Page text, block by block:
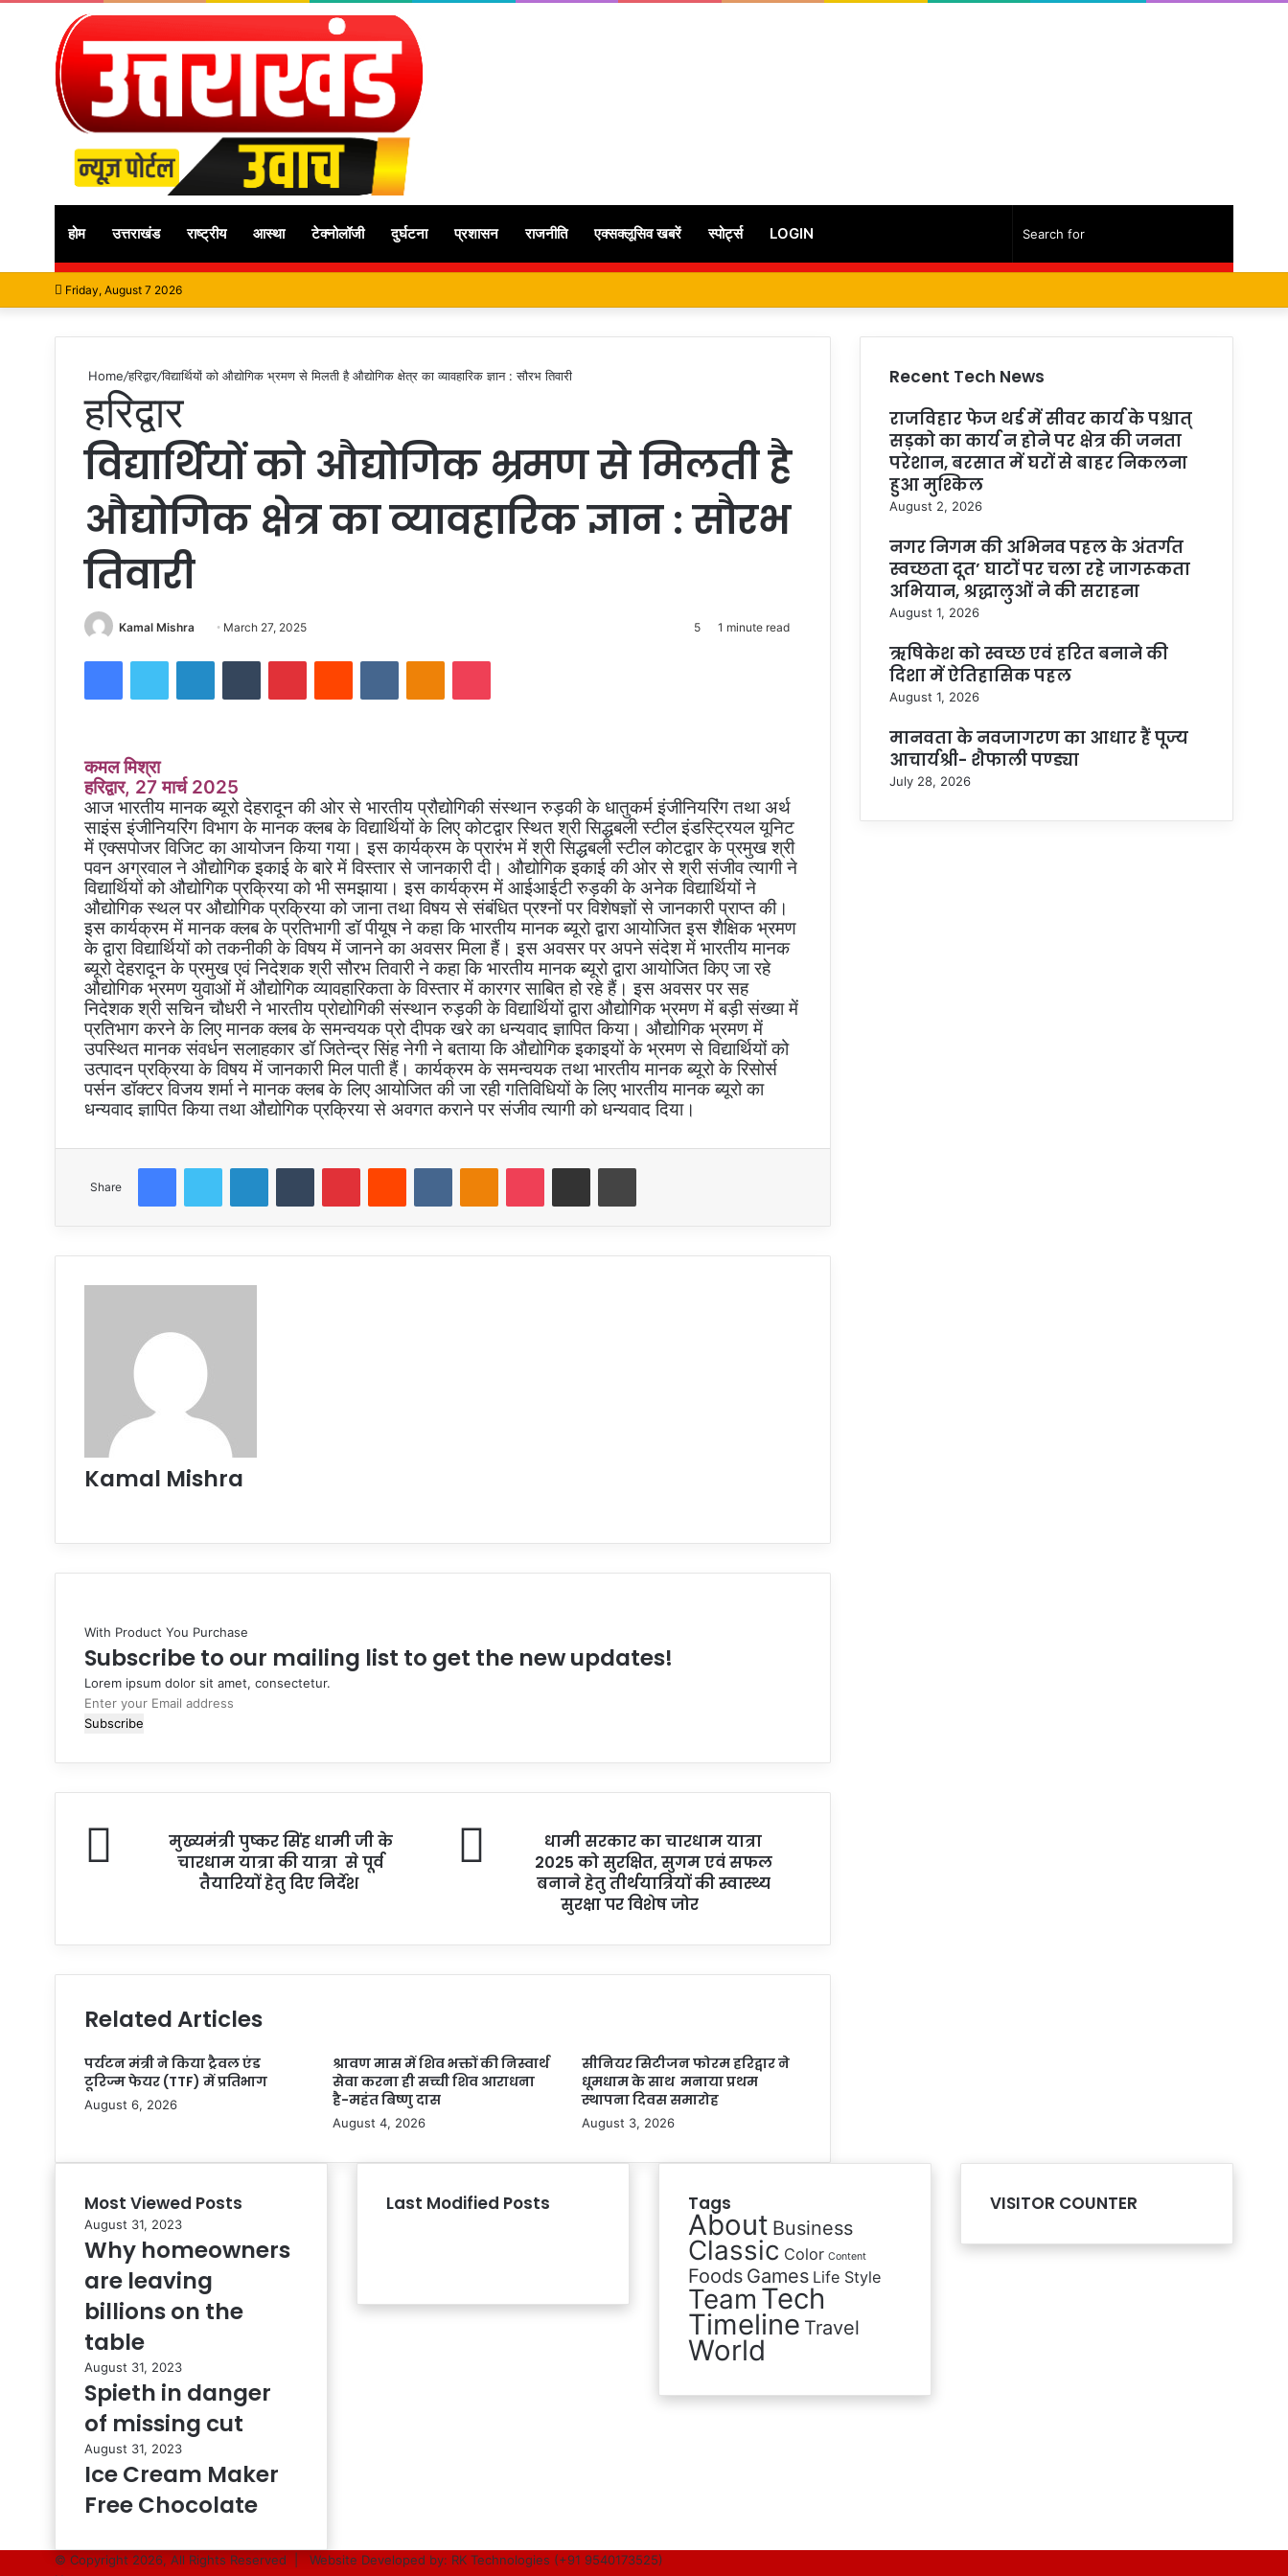
होम उत्तराखंड राष्ट्रीय आस्था टेक्नोलॉजी दुर्घटना प्रशासन राजनीति एक्सक्लूसिव खबरें स्पोर्ट्स LOGIN Sidebar
Friday, August 7 2026
Home/हरिद्वार/विद्यार्थियों को औद्योगिक भ्रमण से मिलती है औद्योगिक क्षेत्र का व्यावहारिक ज्ञान : सौरभ तिवारी
हरिद्वार
विद्यार्थियों को औद्योगिक भ्रमण से मिलती है
औद्योगिक क्षेत्र का व्यावहारिक ज्ञान : सौरभ
तिवारी
Kamal Mishra
SendMarch 27, 2025 5 1 minute read
FacebookTwitter LinkedInTumblr PinterestReddit VKontakteOdnoklassniki
Pocket
कमल मिश्रा
हरिद्वार, 27 मार्च 2025
आज भारतीय मानक ब्यूरो देहरादून की ओर से भारतीय प्रौद्योगिकी संस्थान रुड़की के धातुकर्म इंजीनियरिंग तथा अर्थ
साइंस इंजीनियरिंग विभाग के मानक क्लब के विद्यार्थियों के लिए कोटद्वार स्थित श्री सिद्धबली स्टील इंडस्ट्रियल यूनिट
में एक्सपोजर विजिट का आयोजन किया गया। इस कार्यक्रम के प्रारंभ में श्री सिद्धबली स्टील कोटद्वार के प्रमुख श्री
पवन अग्रवाल ने औद्योगिक इकाई के बारे में विस्तार से जानकारी दी। औद्योगिक इकाई की ओर से श्री संजीव त्यागी ने
विद्यार्थियों को औद्योगिक प्रक्रिया को भी समझाया। इस कार्यक्रम में आईआईटी रुड़की के अनेक विद्यार्थियों ने
औद्योगिक स्थल पर औद्योगिक प्रक्रिया को जाना तथा विषय से संबंधित प्रश्नों पर विशेषज्ञों से जानकारी प्राप्त की।
इस कार्यक्रम में मानक क्लब के प्रतिभागी डॉ पीयूष ने कहा कि भारतीय मानक ब्यूरो द्वारा आयोजित इस शैक्षिक भ्रमण
के द्वारा विद्यार्थियों को तकनीकी के विषय में जानने का अवसर मिला हैं। इस अवसर पर अपने संदेश में भारतीय मानक
ब्यूरो देहरादून के प्रमुख एवं निदेशक श्री सौरभ तिवारी ने कहा कि भारतीय मानक ब्यूरो द्वारा आयोजित किए जा रहे
औद्योगिक भ्रमण युवाओं में औद्योगिक व्यावहारिकता के विस्तार में कारगर साबित हो रहे हैं। इस अवसर पर सह
निदेशक श्री सचिन चौधरी ने भारतीय प्रोद्योगिकी संस्थान रुड़की के विद्यार्थियों द्वारा औद्योगिक भ्रमण में बड़ी संख्या में
प्रतिभाग करने के लिए मानक क्लब के समन्वयक प्रो दीपक खरे का धन्यवाद ज्ञापित किया। औद्योगिक भ्रमण में
उपस्थित मानक संवर्धन सलाहकार डॉ जितेन्द्र सिंह नेगी ने बताया कि औद्योगिक इकाइयों के भ्रमण से विद्यार्थियों को
उत्पादन प्रक्रिया के विषय में जानकारी मिल पाती हैं। कार्यक्रम के समन्वयक तथा भारतीय मानक ब्यूरो के रिसोर्स
पर्सन डॉक्टर विजय शर्मा ने मानक क्लब के लिए आयोजित की जा रही गतिविधियों के लिए भारतीय मानक ब्यूरो का
धन्यवाद ज्ञापित किया तथा औद्योगिक प्रक्रिया से अवगत कराने पर संजीव त्यागी को धन्यवाद दिया।
Share
FacebookTwitter LinkedInTumblr PinterestReddit VKontakteOdnoklassniki
Pocket Share via Email Print
Kamal Mishra
With Product You Purchase
Subscribe to our mailing list to get the new updates!
Lorem ipsum dolor sit amet, consectetur.
Enter
your
address
मुख्यमंत्री पुष्कर सिंह धामी जी के
चारधाम यात्रा की यात्रा से पूर्व
तैयारियों हेतु दिए निर्देश
धामी सरकार का चारधाम यात्रा
2025 को सुरक्षित, सुगम एवं सफल
बनाने हेतु तीर्थयात्रियों की स्वास्थ्य
सुरक्षा पर विशेष जोर
Related Articles
पर्यटन मंत्री ने किया ट्रैवल एंड
टूरिज्म फेयर (TTF) में प्रतिभाग
August 6, 2026
श्रावण मास में शिव भक्तों की निस्वार्थ
सेवा करना ही सच्ची शिव आराधना
है-महंत बिष्णु दास
August 4, 2026
सीनियर सिटीजन फोरम हरिद्वार ने
धूमधाम के साथ मनाया प्रथम
स्थापना दिवस समारोह
August 3, 2026
Recent Tech News
राजविहार फेज थर्ड में सीवर कार्य के पश्चात्
सड़को का कार्य न होने पर क्षेत्र की जनता
परेशान, बरसात में घरों से बाहर निकलना
हुआ मुश्किल
August 2, 2026
नगर निगम की अभिनव पहल के अंतर्गत
स्वच्छता दूत’ घाटों पर चला रहे जागरूकता
अभियान, श्रद्धालुओं ने की सराहना
August 1, 2026
ऋषिकेश को स्वच्छ एवं हरित बनाने की
दिशा में ऐतिहासिक पहल
August 1, 2026
मानवता के नवजागरण का आधार हैं पूज्य
आचार्यश्री- शैफाली पण्ड्या
July 28, 2026
Most Viewed Posts
August 31, 2023
Why homeowners
are leaving
billions on the
table
August 31, 2023
Spieth in danger
of missing cut
August 31, 2023
Ice Cream Maker
Free Chocolate
Last Modified Posts Tags
About Business
Classic Color Content
Foods Games Life Style
Team Tech
Timeline Travel
World
VISITOR COUNTER
© Copyright 2026, All Rights Reserved |
Website Developed by: RK Technologies (+91 9540173525)